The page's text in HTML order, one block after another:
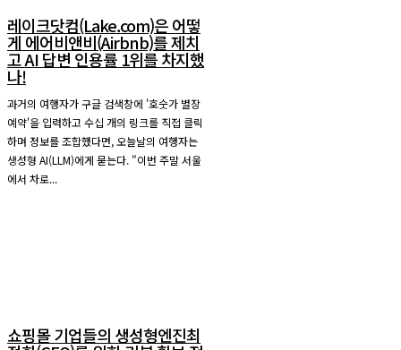
레이크닷컴(Lake.com)은 어떻
게 에어비앤비(Airbnb)를 제치
고 AI 답변 인용률 1위를 차지했
나!
과거의 여행자가 구글 검색창에 '호숫가 별장
예약'을 입력하고 수십 개의 링크를 직접 클릭
하며 정보를 조합했다면, 오늘날의 여행자는
생성형 AI(LLM)에게 묻는다. "이번 주말 서울
에서 차로...
쇼핑몰 기업들의 생성형엔진최